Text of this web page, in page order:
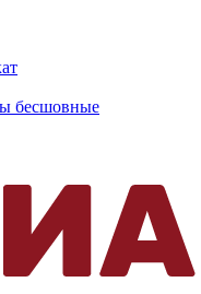
бесшовные